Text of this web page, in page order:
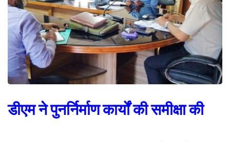
डीएम ने पुनर्निर्माण कार्यों की समीक्षा की